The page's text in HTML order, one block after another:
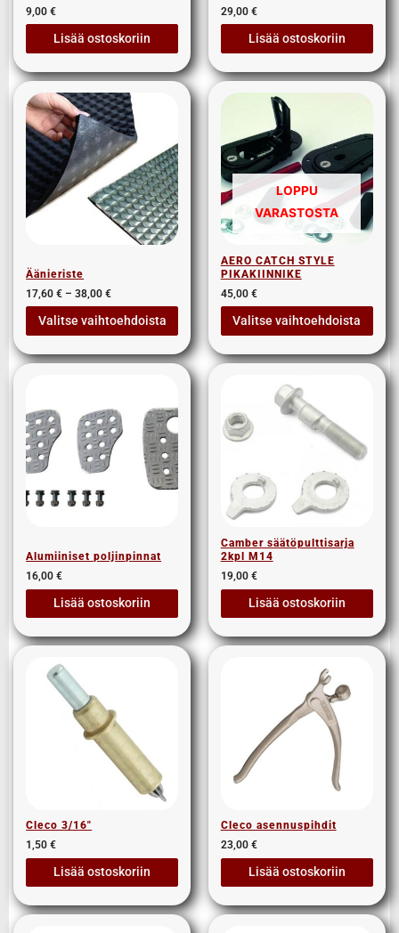
9,00€
Lisää ostoskoriin
29,00 €
Lisää ostoskoriin
Äänieriste
17,60€ – 38,00€
Valitse vaihtoehdoista
LOPPU
VARASTOSTA
AERO CATCH STYLE
PIKAKIINNIKE
45,00 €
Valitse vaihtoehdoista
Alumiiniset poljinpinnat
16,00€
Lisää ostoskoriin
Camber säätöpulttisarja
2kpl M14
19,00 €
Lisää ostoskoriin
Cleco 3/16″
1,50€
Lisää ostoskoriin
Cleco asennuspihdit
23,00 €
Lisää ostoskoriin